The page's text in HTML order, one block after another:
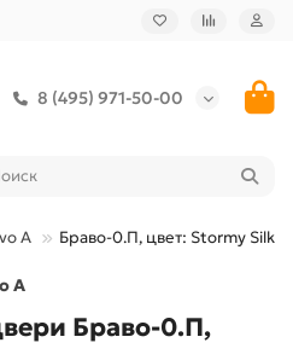
8 (495) 971-50-00
A Браво-0.П, цвет: Stormy Silk
A
Браво-0.П,